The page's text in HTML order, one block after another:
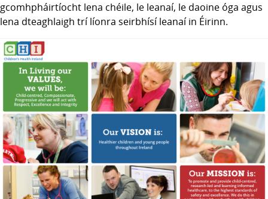
gcomhpháirtíocht lena chéile, le leanaí, le daoine óga agus
lena dteaghlaigh trí líonra seirbhísí leanaí in Éirinn.